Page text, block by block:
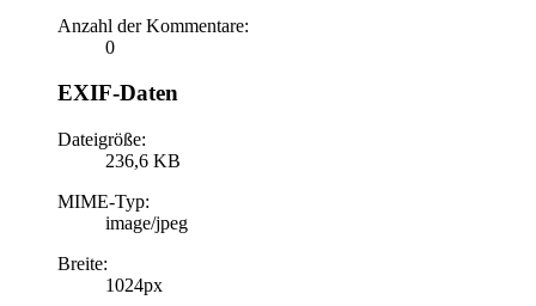
Anzahl der Kommentare:
0
EXIF-Daten
Dateigröße:
236,6 KB
MIME-Typ:
image/jpeg
Breite:
1024px